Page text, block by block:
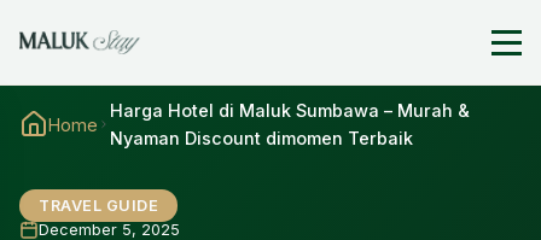
Home
Harga Hotel di Maluk Sumbawa – Murah &
Nyaman Discount dimomen Terbaik
TRAVEL GUIDE
December 5, 2025